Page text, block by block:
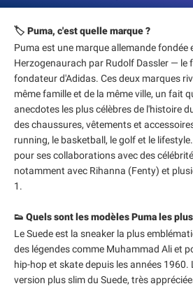
🏷️ Puma, c'est quelle marque ?
Puma est une marque allemande fondée
Herzogenaurach par Rudolf Dassler — le
fondateur d'Adidas. Ces deux marques
même famille et de la même ville, un fait
anecdotes les plus célèbres de l'histoire
des chaussures, vêtements et
running, le basketball, le golf et le
pour ses collaborations avec des
notamment avec Rihanna (Fenty) et
1.
👟 Quels sont les modèles Puma les
Le Suede est la sneaker la plus
des légendes comme Muhammad Ali et
hip-hop et skate depuis les années 1960.
version plus slim du Suede, très